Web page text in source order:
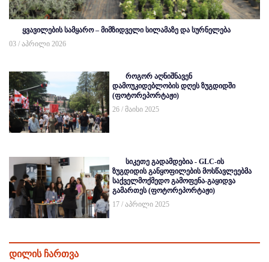
ყვავილების სამყარო – მიმზიდველი სილამაზე და სურნელება
03 / აპრილი 2026
როგორ აღნიშნავენ
დამოუკიდებლობის დღეს ზუგდიდში
(ფოტორეპორტაჟი)
26 / მაისი 2025
სიკეთე გადამდებია - GLC-ის
ზუგდიდის განყოფილების მოსწავლეებმა
საქველმოქმედო გამოფენა-გაყიდვა
გამართეს (ფოტორეპორტაჟი)
17 / აპრილი 2025
დილის ჩართვა